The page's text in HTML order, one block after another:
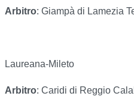
Arbitro: Giampà di Lamezia
Laureana-Mileto
Arbitro: Caridi di Reggio